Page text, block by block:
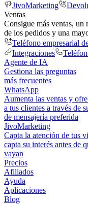
JivoMarketing
Ventas
Consigue más ventas,
de los pedidos y una
Teléfono empresarial
Integraciones
Agente de IA
Gestiona las preguntas
más frecuentes
WhatsApp
Aumenta las ventas y
a tus clientes a través de
de mensajería preferida
JivoMarketing
Capta la atención de tus
capta su interés antes de
vayan
Precios
Afiliados
Ayuda
Aplicaciones
Blog